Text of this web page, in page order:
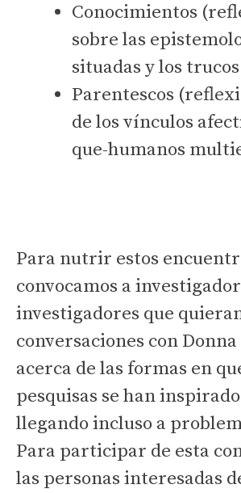
Conocimientos
sobre las
situadas y los
Parentescos
de los vínculos
que-humanos
Para nutrir estos
convocamos a
investigadores que
conversaciones con
acerca de las formas en
pesquisas se han
llegando incluso a
Para participar de esta
las personas interesadas